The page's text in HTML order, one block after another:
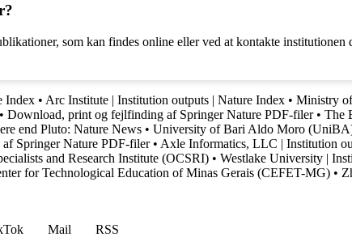
som kan findes online eller ved at kontakte
Index • Arc Institute | Institution outputs | Nature Index • Ministry
• Download, print og fejlfinding af Springer Nature PDF-filer• The
end Pluto: Nature News • University of Bari Aldo Moro
Springer Nature PDF-filer• Axle Informatics, LLC | Institution
and Research Institute (OCSRI) • Westlake University |
for Technological Education of Minas Gerais (CEFET-MG) •
Mail
RSS